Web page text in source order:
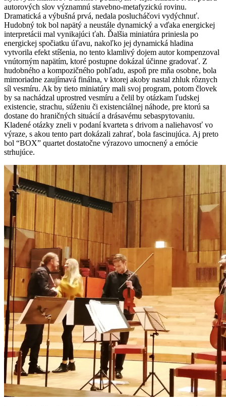
autorových slov významnú stavebno-metafyzickú rovinu.
Dramatická a výbušná prvá, nedala poslucháčovi vydýchnuť.
Hudobný tok bol napätý a neustále dynamický a vďaka energickej
interpretácii mal vynikajúci ťah. Ďalšia miniatúra priniesla po
energickej spočiatku úľavu, nakoľko jej dynamická hladina
vytvorila efekt stíšenia, no tento klamlivý dojem autor kompenzoval
vnútorným napätím, ktoré postupne dokázal účinne gradovať. Z
hudobného a kompozičného pohľadu, aspoň pre mňa osobne, bola
mimoriadne zaujímavá finálna, v ktorej akoby nastal zhluk rôznych
síl vesmíru. Ak by tieto miniatúry mali svoj program, potom človek
by sa nachádzal uprostred vesmíru a čelil by otázkam ľudskej
existencie, strachu, súženiu či existenciálnej náhode, pre ktorú sa
dostane do hraničných situácií a drásavému sebaspytovaniu.
Kladené otázky zneli v podaní kvarteta s drivom a naliehavosť vo
výraze, s akou tento part dokázali zahrať, bola fascinujúca. Aj preto
bol “BOX” quartet dostatočne výrazovo umocnený a emócie
strhujúce.